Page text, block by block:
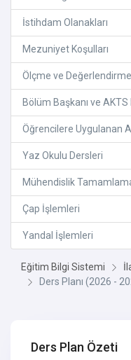
İstihdam Olanakları
Mezuniyet Koşulları
Ölçme ve Değerlendirme
Bölüm Başkanı ve
Öğrencilere Uygulanan
Yaz Okulu Dersleri
Mühendislik
Çap İşlemleri
Yandal İşlemleri
Eğitim Bilgi Sistemi
Ders Planı (2026 -
Ders Plan Özeti